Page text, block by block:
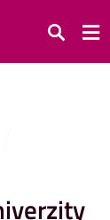
Hledat